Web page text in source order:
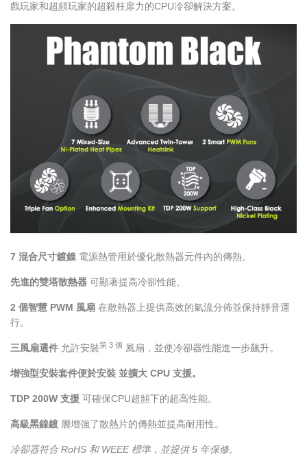
戲玩家和超頻玩家的超殺枉扉力的CPU冷卻解決方案。
7 混合尺寸鍍鎳 電源熱管用於優化散熱器元件內的傳熱。
先進的雙塔散熱器 可顯著提高冷卻性能。
2 個智慧 PWM 風扇 在散熱器上提供高效的氣流分佈並保持靜音運
行。
三風扇選件 允許安裝第 3 個 風扇，並使冷卻器性能進一步飆升。
增強型安裝套件便於安裝 並擴大 CPU 支援。
TDP 200W 支援 可確保CPU超頻下的超高性能。
高級黑鎳鍍 層增強了散熱片的傳熱並提高耐用性。
冷卻器符合 RoHS 和 WEEE 標準，並提供 5 年保修。